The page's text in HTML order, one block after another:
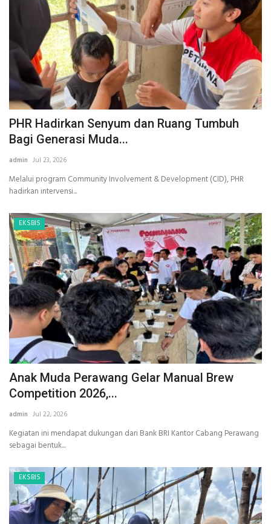
PHR Hadirkan Senyum dan Ruang Tumbuh
Bagi Generasi Muda...
admin Jul 23, 2026
Melalui program Community Involvement & Development (CID), PHR
hadirkan intervensi...
EKSBIS
Anak Muda Perawang Gelar Manual Brew
Competition 2026,...
admin Jul 22, 2026
Kegiatan ini mendapat dukungan dari Bank BRI Kantor Cabang Perawang
sebagai bentuk...
EKSBIS